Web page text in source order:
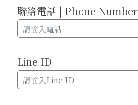
聯絡電話 | Phone Number
Line ID